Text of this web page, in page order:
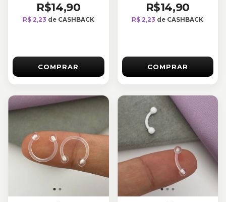
R$14,90
R$ 2,23 de CASHBACK
COMPRAR
R$14,90
R$ 2,23 de CASHBACK
COMPRAR